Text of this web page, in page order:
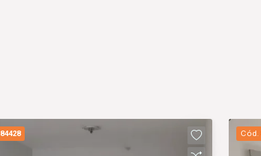
84428 Cód.